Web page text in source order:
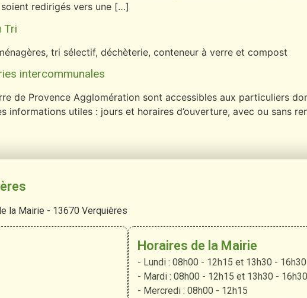
soient redirigés vers une […]
Tri
tri sélectif, déchèterie, conteneur à verre et compost
intercommunales
de Provence Agglomération sont accessibles aux particuliers
informations utiles : jours et horaires d’ouverture, avec ou sans
la Mairie - 13670 Verquières
Horaires de la Mairie
- Lundi : 08h00 - 12h15 et 13h30 - 16h30
- Mardi : 08h00 - 12h15 et 13h30 - 16h30
- Mercredi : 08h00 - 12h15